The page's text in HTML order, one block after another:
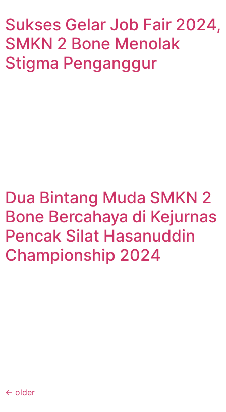
Sukses Gelar Job Fair 2024,
SMKN 2 Bone Menolak
Stigma Penganggur
Dua Bintang Muda SMKN 2
Bone Bercahaya di Kejurnas
Pencak Silat Hasanuddin
Championship 2024
← older